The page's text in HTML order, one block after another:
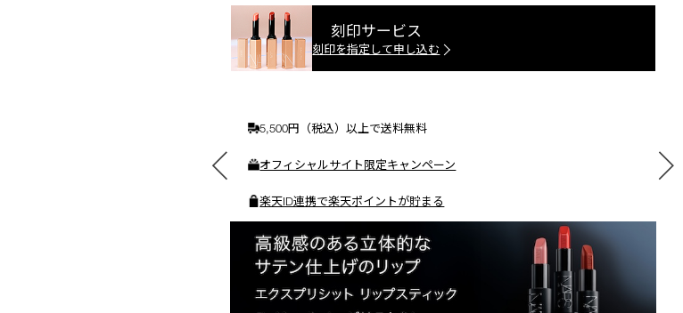
ト
入
れ
刻印サービス
刻印を指定して申し込む
5,500円（税込）以上で送料無料
オフィシャルサイト限定キャンペーン
楽天ID連携で楽天ポイントが貯まる